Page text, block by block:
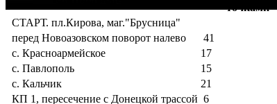
точками
СТАРТ. пл.Кирова, маг."Брусница"
перед Новоазовском поворот налево
41
с. Красноармейское
17
с. Павлополь
15
с. Кальчик
21
КП 1, пересечение с Донецкой трассой 6